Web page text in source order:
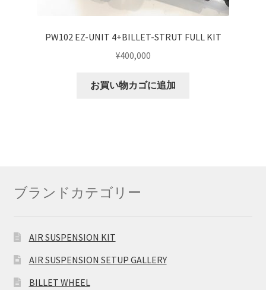
PW102 EZ-UNIT 4+BILLET-STRUT FULL KIT
¥400,000
お買い物カゴに追加
ブランドカテゴリー
AIR SUSPENSION KIT
AIR SUSPENSION SETUP GALLERY
BILLET WHEEL